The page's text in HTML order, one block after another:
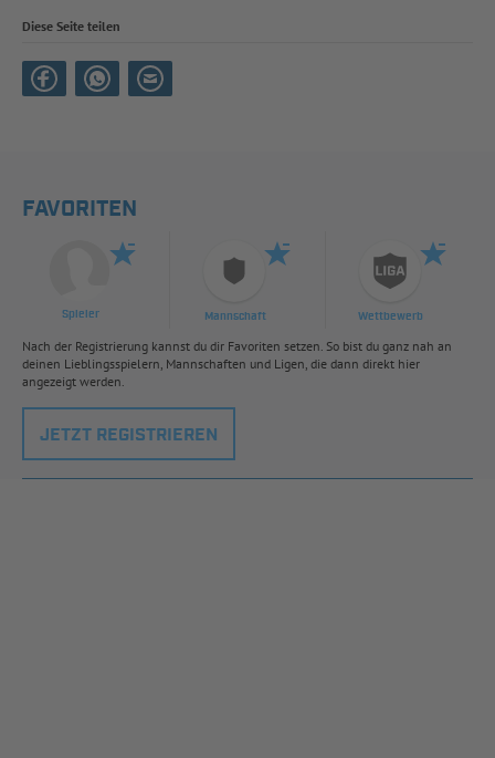
Diese Seite teilen
FAVORITEN
Spieler Mannschaft Wettbewerb
Nach der Registrierung kannst du dir Favoriten setzen. So bist du ganz nah an
deinen Lieblingsspielern, Mannschaften und Ligen, die dann direkt hier
angezeigt werden.
JETZT REGISTRIEREN